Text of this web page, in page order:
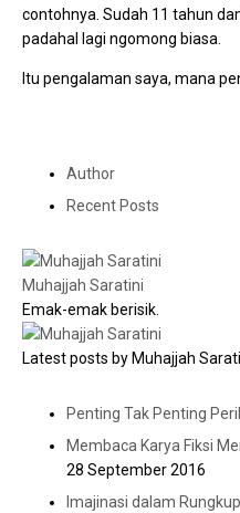
contohnya. Sudah 11 tahun
padahal lagi ngomong biasa.
Itu pengalaman saya, mana
Author
Recent Posts
Muhajjah Saratini
Emak-emak berisik.
Latest posts by Muhajjah
Penting Tak Penting
Membaca Karya Fiksi
28 September 2016
Imajinasi dalam